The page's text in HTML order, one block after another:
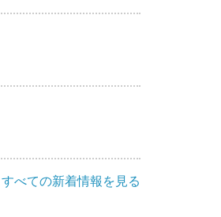
べての新着情報を見る